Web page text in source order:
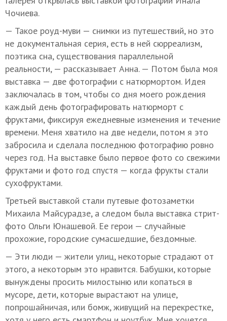
Чочиева.
— Такое роуд-муви — снимки из путешествий, но это
не документальная серия, есть в ней сюрреализм,
поэтика сна, существования параллельной
реальности, — рассказывает Анна. — Потом была моя
выставка — две фотографии с натюрмортом. Идея
заключалась в том, чтобы со дня моего рождения
каждый день фотографировать натюрморт с
фруктами, фиксируя ежедневные изменения и течение
времени. Меня хватило на две недели, потом я это
забросила и сделала последнюю фотографию ровно
через год. На выставке было первое фото со свежими
фруктами и фото год спустя — когда фрукты стали
сухофруктами.
Третьей выставкой стали путевые фотозаметки
Михаила Майсурадзе, а следом была выставка стрит-
фото Ольги Юнашевой. Ее герои — случайные
прохожие, городские сумасшедшие, бездомные.
— Эти люди — жители улиц, некоторые страдают от
этого, а некоторым это нравится. Бабушки, которые
вынуждены просить милостыню или копаться в
мусоре, дети, которые вырастают на улице,
попрошайничая, или бомж, живущий на перекрестке,